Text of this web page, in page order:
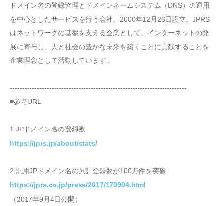
ドメイン名の登録管理とドメインネームシステム（DNS）の運用
を中心としたサービスを行う会社。2000年12月26日設立。JPRS
はネットワークの基盤を支える企業として、インターネットの発
展に寄与し、人と社会の豊かな未来を築くことに貢献することを
企業理念として活動しています。
------------------------------------------------------------------------
■参考URL
1.JPドメイン名の登録数
https://jprs.jp/about/stats/
2.汎用JPドメイン名の累計登録数が100万件を突破
https://jprs.co.jp/press/2017/170904.html
（2017年9月4日公開）